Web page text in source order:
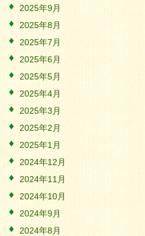
2025年9月
2025年8月
2025年7月
2025年6月
2025年5月
2025年4月
2025年3月
2025年2月
2025年1月
2024年12月
2024年11月
2024年10月
2024年9月
2024年8月